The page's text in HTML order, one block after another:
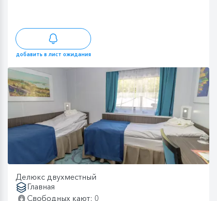
добавить в лист ожидания
Делюкс двухместный
Главная
Свободных кают: 0